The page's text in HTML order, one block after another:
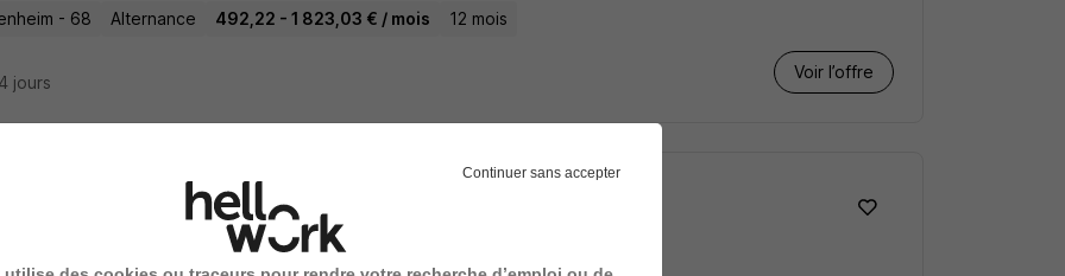
- 68 Alternance 492,22 - 1 823,03 € / mois 12 mois
Voir l’offre
jours
Agenceur en Alternance H/F
Continuer sans accepter